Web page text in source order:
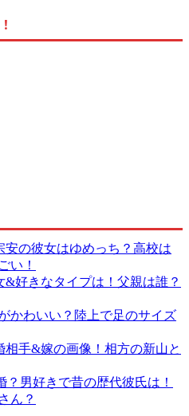
安の彼女はゆめっち？高校は
い！
&好きなタイプは！父親は誰？
かわいい？陸上で足のサイズ
相手&嫁の画像！相方の新山と
男好きで昔の歴代彼氏は！
ん？